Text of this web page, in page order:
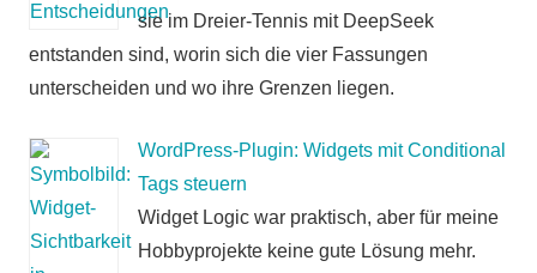
sie im Dreier-Tennis mit DeepSeek
entstanden sind, worin sich die vier Fassungen
unterscheiden und wo ihre Grenzen liegen.
WordPress-Plugin: Widgets mit Conditional
Tags steuern
Widget Logic war praktisch, aber für meine
Hobbyprojekte keine gute Lösung mehr.